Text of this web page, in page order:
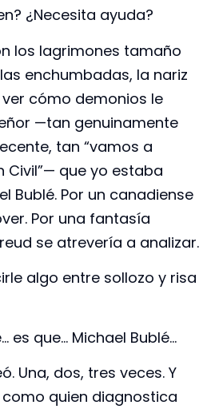
¿Necesita ayuda?
los lagrimones tamaño
enchumbadas, la nariz
cómo demonios le
—tan genuinamente
tan “vamos a
Civil”— que yo estaba
Bublé. Por un canadiense
Por una fantasía
se atrevería a analizar.
algo entre sollozo y risa
es que… Michael Bublé…
Una, dos, tres veces. Y
quien diagnostica